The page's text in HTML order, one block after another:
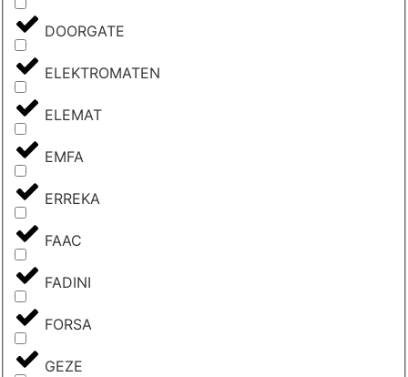
DOORGATE
ELEKTROMATEN
ELEMAT
EMFA
ERREKA
FAAC
FADINI
FORSA
GEZE